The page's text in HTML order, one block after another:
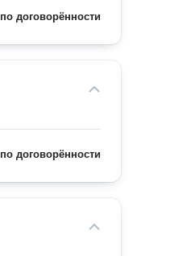
по договорённости
по договорённости